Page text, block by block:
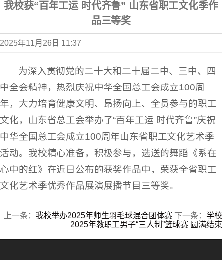
我校获“百年工运 时代齐鲁” 山东省职工文化季作
品三等奖
2025年11月26日 11:37
为深入贯彻党的二十大和二十届二中、三中、四
中全会精神，热烈庆祝中华全国总工会成立100周
年，大力培育健康文明、昂扬向上、全员参与的职工
文化，山东省总工会举办了“百年工运 时代齐鲁”庆祝
中华全国总工会成立100周年山东省职工文化艺术季
活动。我校精心准备，积极参与，选送的舞蹈《系在
心中的红》在近日公布的获奖作品中，荣获全省职工
文化艺术季优秀作品展演展播节目三等奖。
上一条： 我校举办2025年师生羽毛球混合团体赛 下一条： 学校
2025年教职工男子“三人制”篮球赛 圆满结束